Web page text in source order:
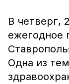
В четверг,
ежегодное
Одна из